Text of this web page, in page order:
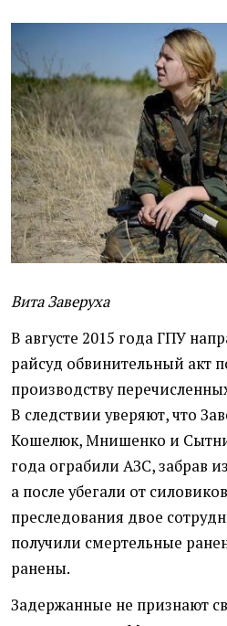
Вита Заверуха
В августе 2015 года ГПУ
райсуд обвинительный акт
производству
В следствии уверяют, что
Кошелюк, Мнишенко и
года ограбили АЗС, забрав
а после убегали от
преследования двое
получили смертельные
ранены.
Задержанные не признают